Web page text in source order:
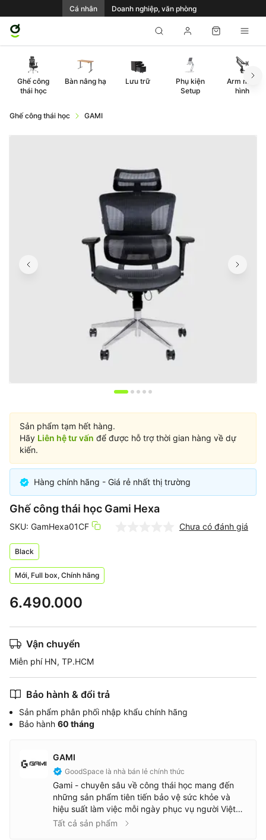
Cá nhân Doanh nghiệp, văn phòng
Ghế công
thái học
Bàn nâng hạ Lưu trữ
Phụ kiện
Setup
Arm màn
hình
Ghế công thái học GAMI
of
Sản phẩm tạm hết hàng.
Hãy Liên hệ tư vấn để được hỗ trợ thời gian hàng về dự
kiến.
Hàng chính hãng - Giá rẻ nhất thị trường
Ghế công thái học Gami Hexa
SKU: GamHexa01CF Chưa có đánh giá
Black
Mới, Full box, Chính hãng
6.490.000
Vận chuyển
Miễn phí HN, TP.HCM
Bảo hành & đổi trả
Sản phẩm phân phối nhập khẩu chính hãng
Bảo hành 60 tháng
GAMI
GoodSpace là nhà bán lẻ chính thức
Gami - chuyên sâu về công thái học mang đến
những sản phẩm tiên tiến bảo vệ sức khỏe và
hiệu suất làm việc mỗi ngày phục vụ người Việt
Với sự kiên nhẫn và cam kết về chất lượng, Gami
Tất cả sản phẩm